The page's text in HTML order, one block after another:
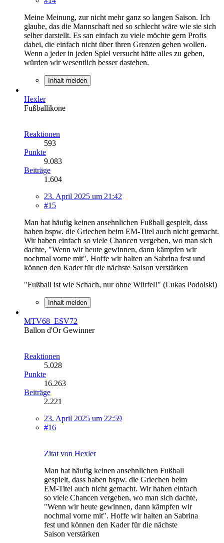
Meine Meinung, zur nicht mehr ganz so langen Saison. Ich
glaube, das die Mannschaft ned so schlecht wäre wie sie sich
selber darstellt. Es san einfach zu viele möchte gern Profis
dabei, die einfach nicht über ihren Grenzen gehen wollen.
Wenn a jeder in jeden Spiel versucht hätte alles zu geben,
würden wir wesentlich besser dastehen.
Inhalt melden
Hexler
Fußballikone
Reaktionen
593
Punkte
9.083
Beiträge
1.604
23. April 2025 um 21:42
#15
Man hat häufig keinen ansehnlichen Fußball gespielt, dass
haben bspw. die Griechen beim EM-Titel auch nicht gemacht.
Wir haben einfach so viele Chancen vergeben, wo man sich
dachte, "Wenn wir heute gewinnen, dann kämpfen wir
nochmal vorne mit". Hoffe wir halten an Sabrina fest und
können den Kader für die nächste Saison verstärken
"Fußball ist wie Schach, nur ohne Würfel!" (Lukas Podolski)
Inhalt melden
MTV68_ESV72
Ballon d'Or Gewinner
Reaktionen
5.028
Punkte
16.263
Beiträge
2.221
23. April 2025 um 22:59
#16
Zitat von Hexler
Man hat häufig keinen ansehnlichen Fußball
gespielt, dass haben bspw. die Griechen beim
EM-Titel auch nicht gemacht. Wir haben einfach
so viele Chancen vergeben, wo man sich dachte,
"Wenn wir heute gewinnen, dann kämpfen wir
nochmal vorne mit". Hoffe wir halten an Sabrina
fest und können den Kader für die nächste
Saison verstärken